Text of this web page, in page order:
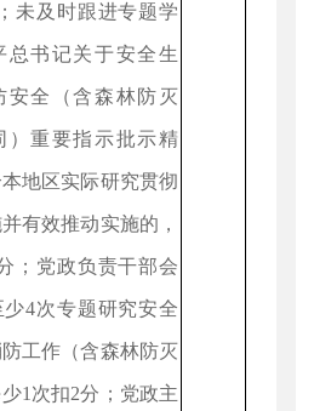
未及时跟进专题学
总书记关于安全生
安全（含森林防灭
）重要指示批示精
地区实际研究贯彻
有效推动实施的，
；党政负责干部会
4次专题研究安全
工作（含森林防灭
1次扣2分；党政主